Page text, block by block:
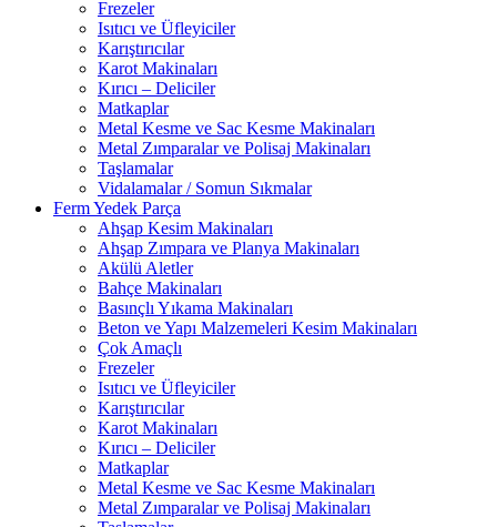
Frezeler
Isıtıcı ve Üfleyiciler
Karıştırıcılar
Karot Makinaları
Kırıcı – Deliciler
Matkaplar
Metal Kesme ve Sac Kesme Makinaları
Metal Zımparalar ve Polisaj Makinaları
Taşlamalar
Vidalamalar / Somun Sıkmalar
Ferm Yedek Parça
Ahşap Kesim Makinaları
Ahşap Zımpara ve Planya Makinaları
Akülü Aletler
Bahçe Makinaları
Basınçlı Yıkama Makinaları
Beton ve Yapı Malzemeleri Kesim Makinaları
Çok Amaçlı
Frezeler
Isıtıcı ve Üfleyiciler
Karıştırıcılar
Karot Makinaları
Kırıcı – Deliciler
Matkaplar
Metal Kesme ve Sac Kesme Makinaları
Metal Zımparalar ve Polisaj Makinaları